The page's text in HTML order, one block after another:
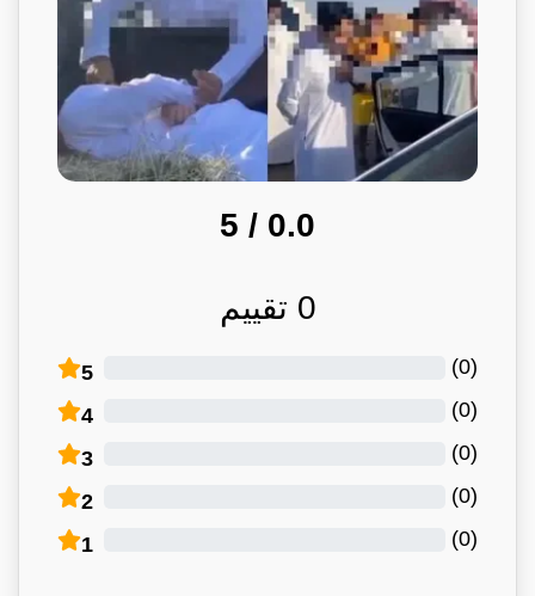
0.0
/ 5
0 تقييم
5 (
0
)
4 (
0
)
3 (
0
)
2 (
0
)
1 (
0
)